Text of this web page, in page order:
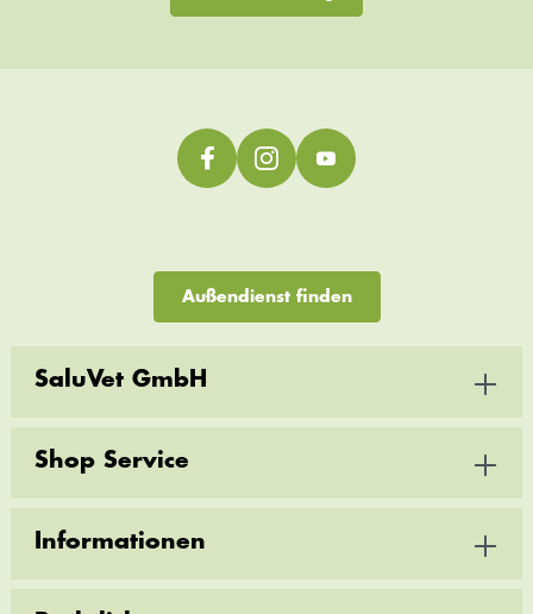
Außendienst finden
SaluVet GmbH
Shop Service
Informationen